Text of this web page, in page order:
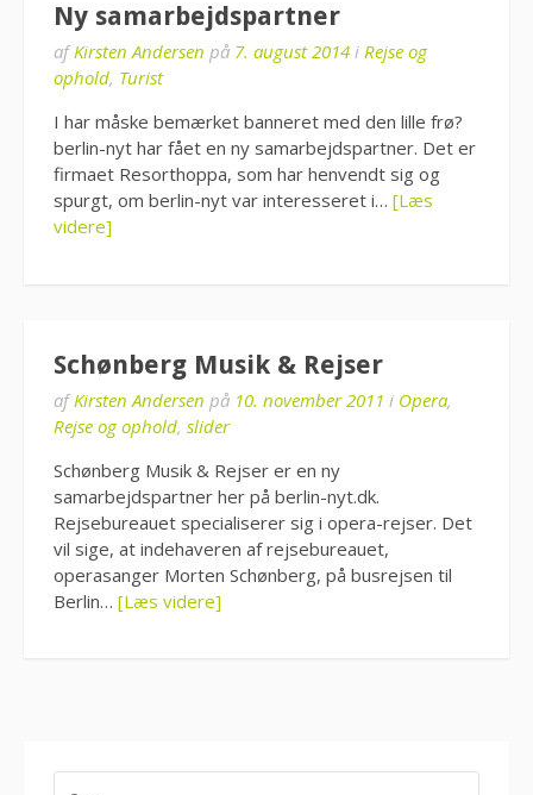
Ny samarbejdspartner
afKirsten Andersen på 7. august 2014 i Rejse og
ophold, Turist
I har måske bemærket banneret med den lille frø?
berlin-nyt har fået en ny samarbejdspartner. Det er
firmaet Resorthoppa, som har henvendt sig og
spurgt, om berlin-nyt var interesseret i… [Læs
videre]
Schønberg Musik & Rejser
afKirsten Andersen på 10. november 2011 i Opera,
Rejse og ophold, slider
Schønberg Musik & Rejser er en ny
samarbejdspartner her på berlin-nyt.dk.
Rejsebureauet specialiserer sig i opera-rejser. Det
vil sige, at indehaveren af rejsebureauet,
operasanger Morten Schønberg, på busrejsen til
Berlin… [Læs videre]